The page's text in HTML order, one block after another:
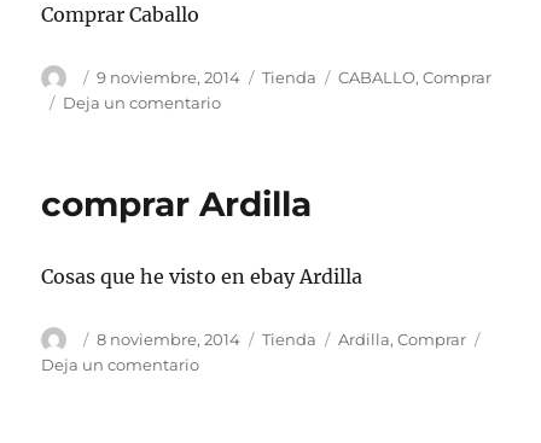
Comprar Caballo
Autor
Publicado
el
9 noviembre, 2014 Categorías
Tienda Etiquetas
CABALLO,Comprar
Deja un comentarioen
comprar Ardilla
Cosas que he visto en ebay Ardilla
Autor
Publicado
el
8 noviembre, 2014 Categorías
Tienda Etiquetas
Ardilla,Comprar
Deja un comentarioen